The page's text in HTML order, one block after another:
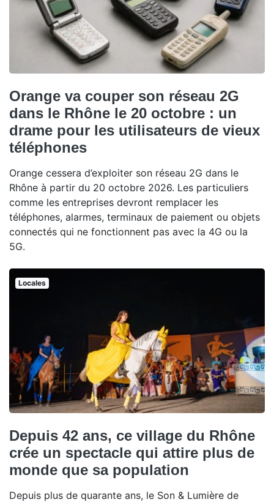
Orange va couper son réseau 2G
dans le Rhône le 20 octobre : un
drame pour les utilisateurs de vieux
téléphones
Orange cessera d’exploiter son réseau 2G dans le
Rhône à partir du 20 octobre 2026. Les particuliers
comme les entreprises devront remplacer les
téléphones, alarmes, terminaux de paiement ou objets
connectés qui ne fonctionnent pas avec la 4G ou la
5G.
Locales
Depuis 42 ans, ce village du Rhône
crée un spectacle qui attire plus de
monde que sa population
Depuis plus de quarante ans, le Son & Lumière de